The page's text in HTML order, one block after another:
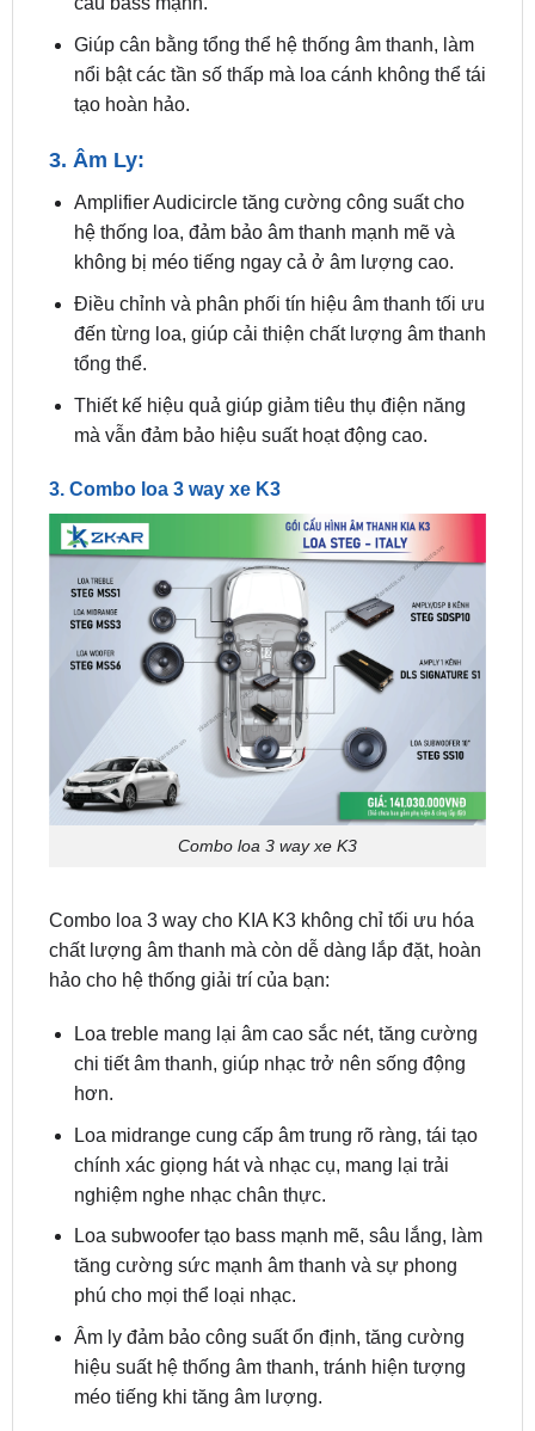
nổi bật các tần số thấp mà loa cánh không thể tái
tạo hoàn hảo.
3. Âm Ly:
hệ thống loa, đảm bảo âm thanh mạnh mẽ và
không bị méo tiếng ngay cả ở âm lượng cao.
Điều chỉnh và phân phối tín hiệu âm thanh tối ưu
đến từng loa, giúp cải thiện chất lượng âm thanh
tổng thể.
Thiết kế hiệu quả giúp giảm tiêu thụ điện năng
mà vẫn đảm bảo hiệu suất hoạt động cao.
3. Combo loa 3 way xe K3
Combo loa 3 way xe K3
Combo loa 3 way cho KIA K3 không chỉ tối ưu hóa
hảo cho hệ thống giải trí của bạn:
Loa treble mang lại âm cao sắc nét, tăng cường
hơn.
Loa midrange cung cấp âm trung rõ ràng, tái tạo
chính xác giọng hát và nhạc cụ, mang lại trải
nghiệm nghe nhạc chân thực.
Loa subwoofer tạo bass mạnh mẽ, sâu lắng, làm
tăng cường sức mạnh âm thanh và sự phong
phú cho mọi thể loại nhạc.
Âm ly đảm bảo công suất ổn định, tăng cường
hiệu suất hệ thống âm thanh, tránh hiện tượng
méo tiếng khi tăng âm lượng.
4. Combo loa Hi-end cho xe KIA K3